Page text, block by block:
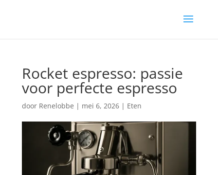
Rocket espresso: passie
voor perfecte espresso
door Renelobbe | mei 6, 2026| Eten